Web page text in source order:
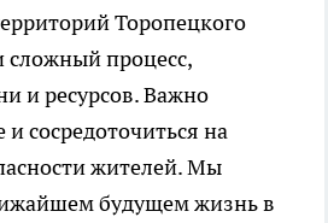
Торопецкого
процесс,
и ресурсов. Важно
сосредоточиться на
жителей. Мы
будущем жизнь в